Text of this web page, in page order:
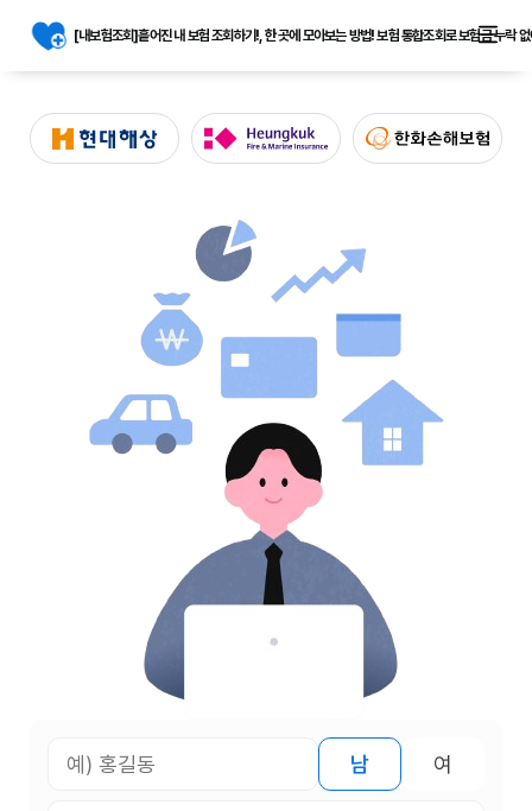
[내보험조회]흩어진 내 보험 조회하기!, 한 곳에 모아보는 방법! 보험 통합조회로 보험금 누락
남 여